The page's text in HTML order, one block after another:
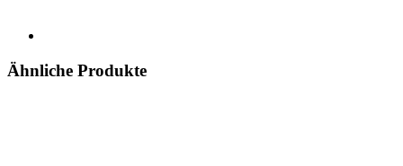
Ähnliche Produkte